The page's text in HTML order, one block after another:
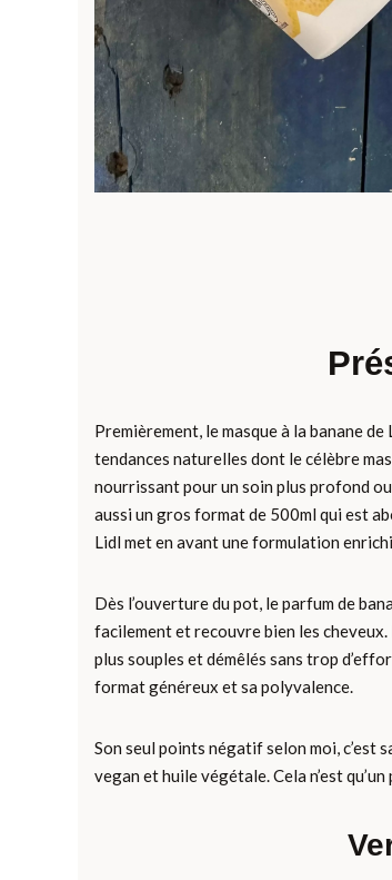
Premièrement, le masque à la banane
tendances naturelles dont le célèbre
nourrissant pour un soin plus profond
aussi un gros format de 500ml qui est
Lidl met en avant une formulation
Dès l’ouverture du pot, le parfum de
facilement et recouvre bien les
plus souples et démêlés sans trop
format généreux et sa polyvalence.
Son seul points négatif selon moi, c’est
vegan et huile végétale. Cela n’est